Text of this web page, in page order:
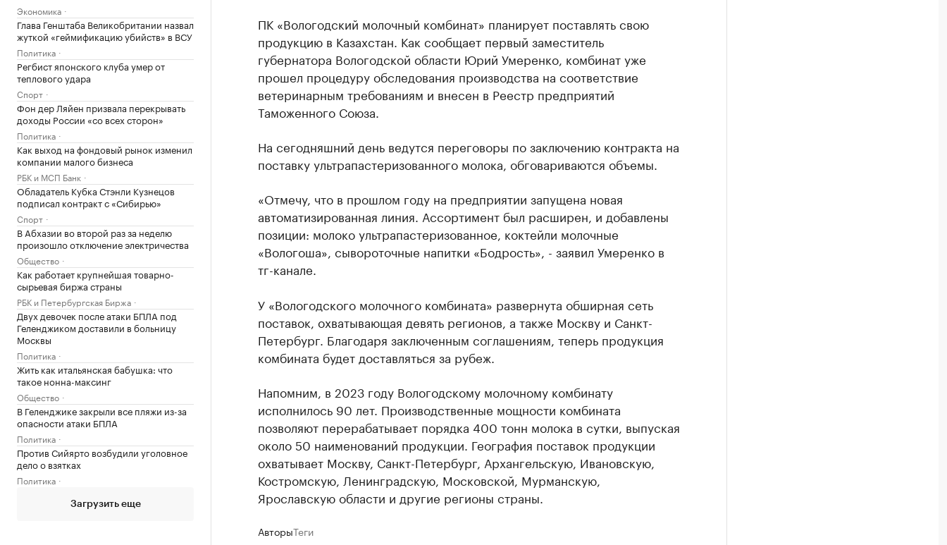
Экономика
Глава Генштаба Великобритании назвал
жуткой «геймификацию убийств» в ВСУ
Политика
Регбист японского клуба умер от
теплового удара
Спорт
Фон дер Ляйен призвала перекрывать
доходы России «со всех сторон»
Политика
Как выход на фондовый рынок изменил
компании малого бизнеса
РБК и МСП Банк
Обладатель Кубка Стэнли Кузнецов
подписал контракт с «Сибирью»
Спорт
В Абхазии во второй раз за неделю
произошло отключение электричества
Общество
Как работает крупнейшая товарно-
сырьевая биржа страны
РБК и Петербургская Биржа
Двух девочек после атаки БПЛА под
Геленджиком доставили в больницу
Москвы
Политика
Жить как итальянская бабушка: что
такое нонна-максинг
Общество
В Геленджике закрыли все пляжи из-за
опасности атаки БПЛА
Политика
Против Сийярто возбудили уголовное
дело о взятках
Политика
Загрузить еще
ПК «Вологодский молочный комбинат» планирует поставлять свою
продукцию в Казахстан. Как сообщает первый заместитель
губернатора Вологодской области Юрий Умеренко, комбинат уже
прошел процедуру обследования производства на соответствие
ветеринарным требованиям и внесен в Реестр предприятий
Таможенного Союза.
На сегодняшний день ведутся переговоры по заключению контракта на
поставку ультрапастеризованного молока, обговариваются объемы.
«Отмечу, что в прошлом году на предприятии запущена новая
автоматизированная линия. Ассортимент был расширен, и добавлены
позиции: молоко ультрапастеризованное, коктейли молочные
«Вологоша», сывороточные напитки «Бодрость», - заявил Умеренко в
тг-канале.
У «Вологодского молочного комбината» развернута обширная сеть
поставок, охватывающая девять регионов, а также Москву и Санкт-
Петербург. Благодаря заключенным соглашениям, теперь продукция
комбината будет доставляться за рубеж.
Напомним, в 2023 году Вологодскому молочному комбинату
исполнилось 90 лет. Производственные мощности комбината
позволяют перерабатывает порядка 400 тонн молока в сутки, выпуская
около 50 наименований продукции. География поставок продукции
охватывает Москву, Санкт-Петербург, Архангельскую, Ивановскую,
Костромскую, Ленинградскую, Московской, Мурманскую,
Ярославскую области и другие регионы страны.
АвторыТеги